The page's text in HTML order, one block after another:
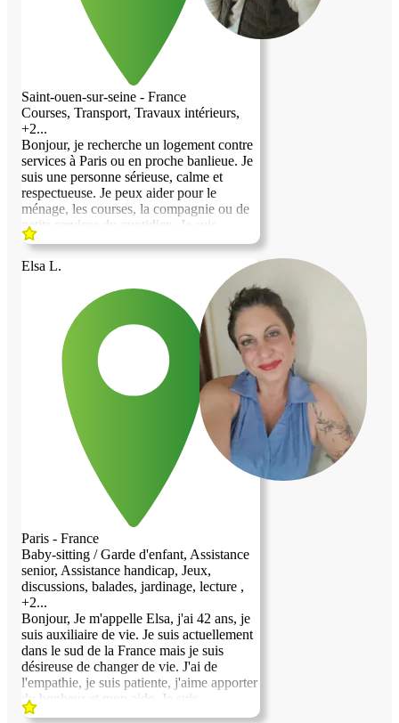
Saint-ouen-sur-seine - France
Courses, Transport, Travaux intérieurs,
+2...
Bonjour, je recherche un logement contre
services à Paris ou en proche banlieue. Je
suis une personne sérieuse, calme et
respectueuse. Je peux aider pour le
ménage, les courses, la compagnie ou de
petits services du quotidien. Je suis
disponible et motivé pour trouver une
Elsa L.
Paris - France
Baby-sitting / Garde d'enfant, Assistance
senior, Assistance handicap, Jeux,
discussions, balades, jardinage, lecture ,
+2...
Bonjour, Je m'appelle Elsa, j'ai 42 ans, je
suis auxiliaire de vie. Je suis actuellement
dans le sud de la France mais je suis
désireuse de changer de vie. J'ai de
l'empathie, je suis patiente, j'aime apporter
du bonheur et mon aide. Je suis
polyvalente, j'aime les animaux, je suis